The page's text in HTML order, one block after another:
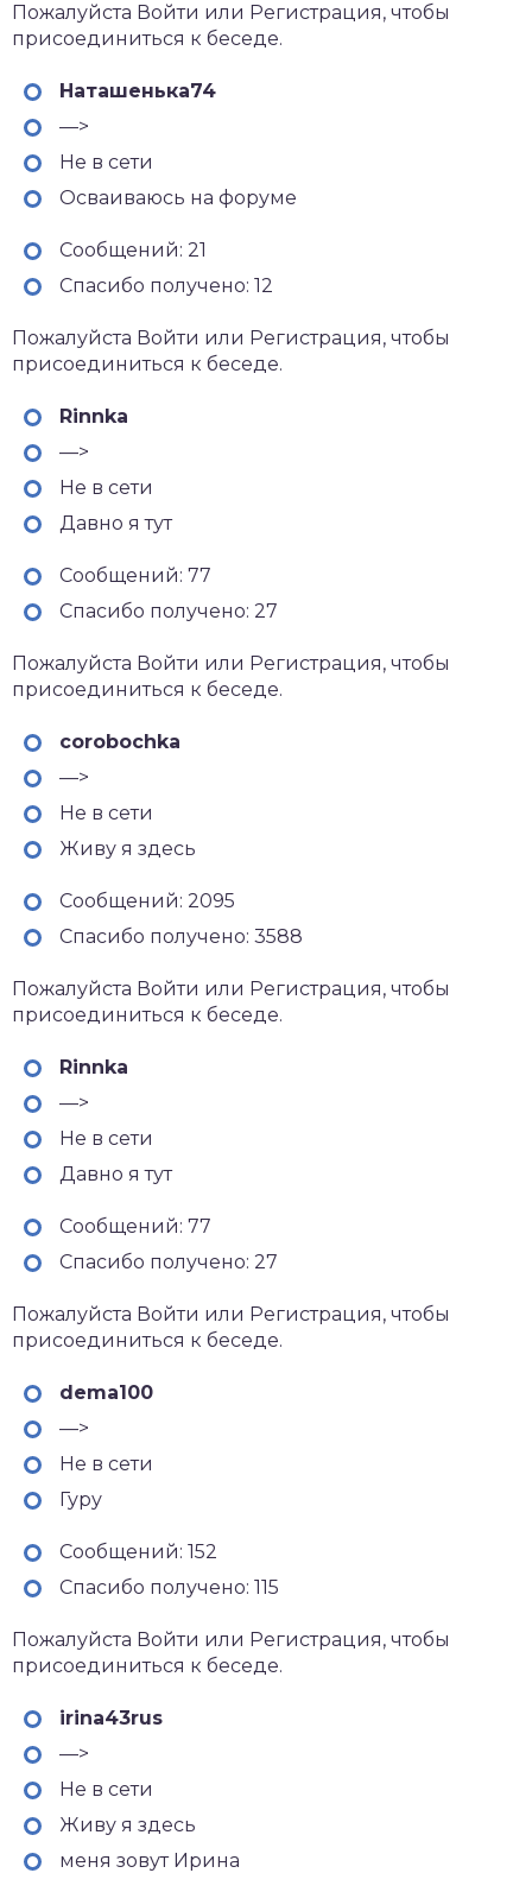
Пожалуйста Войти или Регистрация, чтобы
присоединиться к беседе.
Наташенька74
—>
Не в сети
Осваиваюсь на форуме
Сообщений: 21
Спасибо получено: 12
Пожалуйста Войти или Регистрация, чтобы
присоединиться к беседе.
Rinnka
—>
Не в сети
Давно я тут
Сообщений: 77
Спасибо получено: 27
Пожалуйста Войти или Регистрация, чтобы
присоединиться к беседе.
corobochka
—>
Не в сети
Живу я здесь
Сообщений: 2095
Спасибо получено: 3588
Пожалуйста Войти или Регистрация, чтобы
присоединиться к беседе.
Rinnka
—>
Не в сети
Давно я тут
Сообщений: 77
Спасибо получено: 27
Пожалуйста Войти или Регистрация, чтобы
присоединиться к беседе.
dema100
—>
Не в сети
Гуру
Сообщений: 152
Спасибо получено: 115
Пожалуйста Войти или Регистрация, чтобы
присоединиться к беседе.
irina43rus
—>
Не в сети
Живу я здесь
меня зовут Ирина